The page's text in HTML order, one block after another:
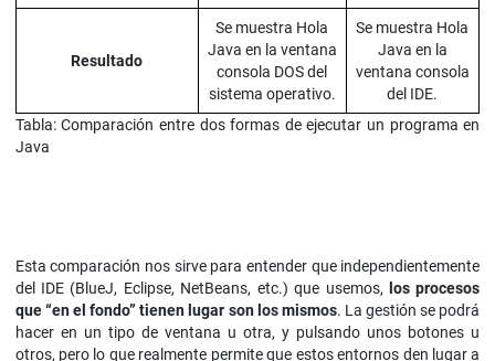
Resultado
Se muestra Hola
Java en la ventana
consola DOS del
sistema operativo.
Se muestra Hola
Java en la
ventana consola
del IDE.
Tabla: Comparación entre dos formas de ejecutar un programa en
Java
Esta comparación nos sirve para entender que independientemente
del IDE (BlueJ, Eclipse, NetBeans, etc.) que usemos,
los procesos
que “en el fondo” tienen lugar son los mismos. La gestión se podrá
hacer en un tipo de ventana u otra, y pulsando unos botones u
otros, pero lo que realmente permite que estos entornos den lugar a